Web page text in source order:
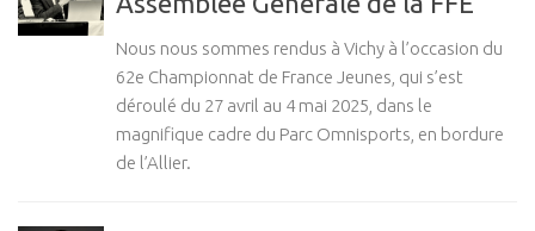
Nous nous sommes rendus à Vichy à l’occasion du
62e Championnat de France Jeunes, qui s’est
déroulé du 27 avril au 4 mai 2025, dans le
magnifique cadre du Parc Omnisports, en bordure
de l’Allier.